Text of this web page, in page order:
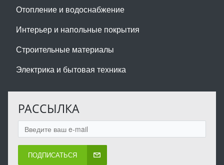
Отопление и водоснабжение
Интерьер и напольные покрытия
Строительные материалы
Электрика и бытовая техника
РАССЫЛКА
ПОДПИСАТЬСЯ